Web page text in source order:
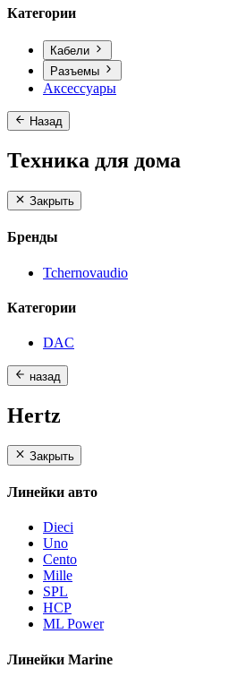
Категории
Кабели
Разъемы
Аксессуары
Назад
Техника для дома
Закрыть
Бренды
Tchernovaudio
Категории
DAC
назад
Hertz
Закрыть
Линейки авто
Dieci
Uno
Cento
Mille
SPL
HCP
ML Power
Линейки Marine